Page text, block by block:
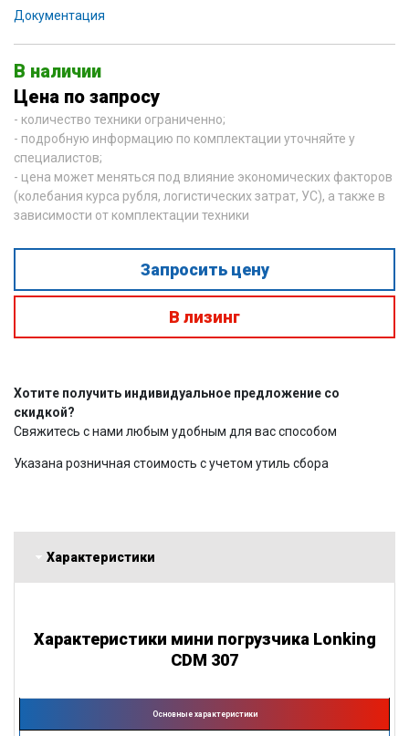
Документация
В наличии
Цена по запросу
- количество техники ограниченно;
- подробную информацию по комплектации уточняйте у
специалистов;
- цена может меняться под влияние экономических факторов
(колебания курса рубля, логистических затрат, УС), а также в
зависимости от комплектации техники
Запросить цену
В лизинг
Хотите получить индивидуальное предложение со
скидкой?
Свяжитесь с нами любым удобным для вас способом
Указана розничная стоимость с учетом утиль сбора
Характеристики
Характеристики мини погрузчика Lonking
CDM 307
Основные характеристики